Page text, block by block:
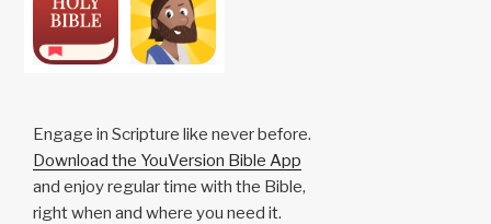
Engage in Scripture like never before.
Download the YouVersion Bible App
and enjoy regular time with the Bible,
right when and where you need it.